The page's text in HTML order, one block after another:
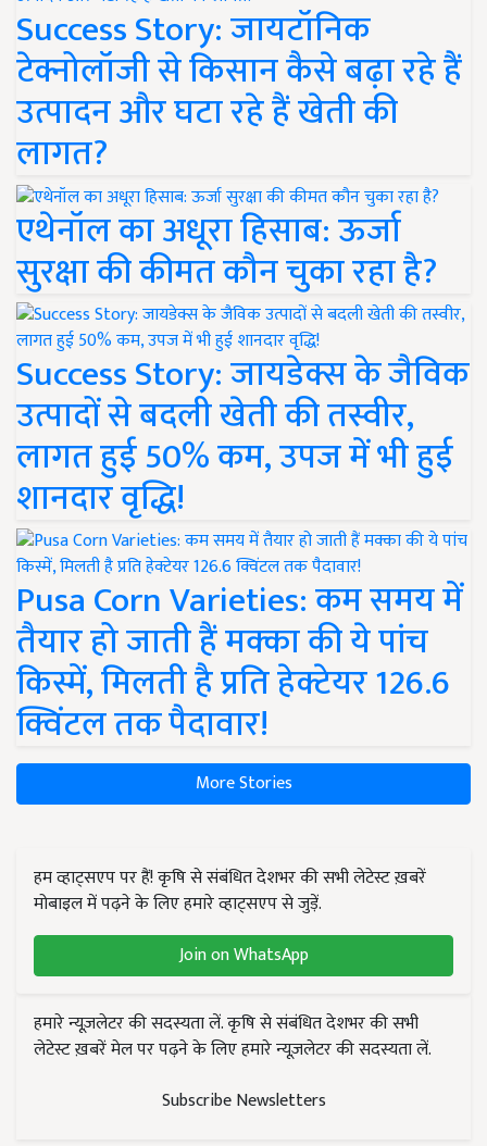
Success Story: जायटॉनिक
टेक्नोलॉजी से किसान कैसे बढ़ा रहे हैं
उत्पादन और घटा रहे हैं खेती की
लागत?
एथेनॉल का अधूरा हिसाब: ऊर्जा
सुरक्षा की कीमत कौन चुका रहा है?
Success Story: जायडेक्स के जैविक
उत्पादों से बदली खेती की तस्वीर,
लागत हुई 50% कम, उपज में भी हुई
शानदार वृद्धि!
Pusa Corn Varieties: कम समय में
तैयार हो जाती हैं मक्का की ये पांच
किस्में, मिलती है प्रति हेक्टेयर 126.6
क्विंटल तक पैदावार!
More Stories
हम व्हाट्सएप पर हैं! कृषि से संबंधित देशभर की सभी लेटेस्ट ख़बरें
मोबाइल में पढ़ने के लिए हमारे व्हाट्सएप से जुड़ें.
Join on WhatsApp
हमारे न्यूज़लेटर की सदस्यता लें. कृषि से संबंधित देशभर की सभी
लेटेस्ट ख़बरें मेल पर पढ़ने के लिए हमारे न्यूज़लेटर की सदस्यता लें.
Subscribe Newsletters